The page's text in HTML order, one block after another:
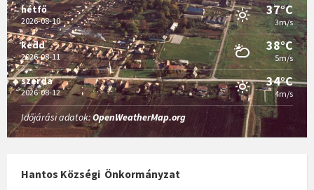
hétfő
2026-08-10
37°C
3m/s
kedd
2026-08-11
38°C
5m/s
szerda
2026-08-12
34°C
4m/s
Időjárási adatok:OpenWeatherMap.org
Hantos Községi Önkormányzat